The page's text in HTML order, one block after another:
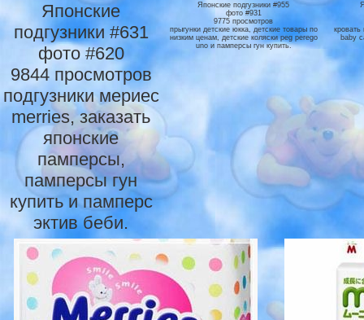
Японские
подгузники #631
фото #620
9844 просмотров
подгузники мериес
merries, заказать
японские
памперсы,
памперсы гун
купить и памперс
эктив беби.
Японские подгузники #955
фото #931
9775 просмотров
прыгунки детские юкка, детские товары по
низким ценам, детские коляски peg perego
uno и памперсы гун купить.
baby